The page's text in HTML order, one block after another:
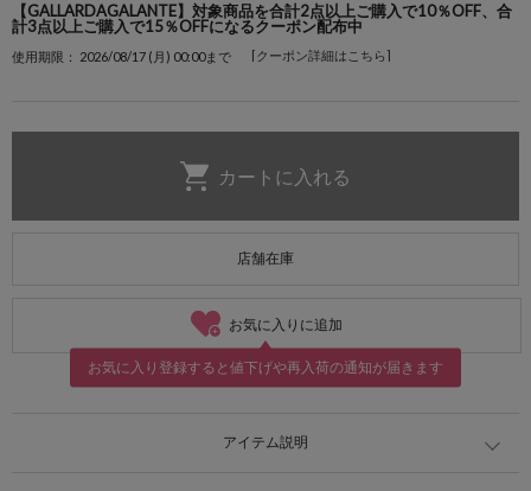
【GALLARDAGALANTE】対象商品を合計2点以上ご購入で10％OFF、合
計3点以上ご購入で15％OFFになるクーポン配布中
使用期限： 2026/08/17 (月) 00:00まで [クーポン詳細はこちら]
店舗在庫
お気に入りに追加
お気に入り登録すると値下げや再入荷の通知が届きます
アイテム説明